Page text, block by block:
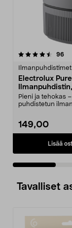
96
Ilmanpuhdistimet
Electrolux
Pieni ja tehokas
puhdistetun
149,00
Lisää
5.0 viidestä
Tavalliset